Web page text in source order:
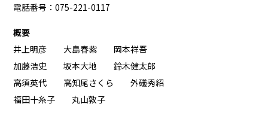
電話番号：075-221-0117
概要
井上明彦 大島春紫 岡本祥吾
加藤浩史 坂本大地 鈴木健太郎
高須英代 高知尾さくら 外礒秀紹
福田十糸子 丸山敦子